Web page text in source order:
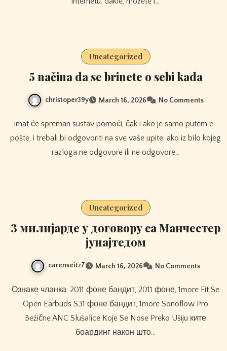
Uncategorized
5 načina da se brinete o sebi kada
christoper39y March 16, 2026 No Comments
imat će spreman sustav pomoći, čak i ako je samo putem e-
pošte, i trebali bi odgovoriti na sve vaše upite. ako iz bilo kojeg
razloga ne odgovore ili ne odgovore…
Uncategorized
3 милијарде у договору са Манчестер
јунајтедом
carenseitz7 March 16, 2026 No Comments
Ознаке чланка: 2011 фоне бандит, 2011 фоне, 1more Fit Se
Open Earbuds S31 фоне бандит, 1more Sonoflow Pro
Bežične ANC Slušalice Koje Se Nose Preko Ušiju ките
боардинг након што…